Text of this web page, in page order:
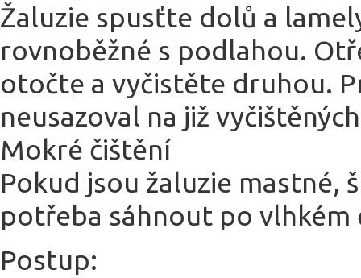
Žaluzie spusťte dolů a
rovnoběžné s podlahou.
otočte a vyčistěte druhou.
neusazoval na již
Mokré čištění
Pokud jsou žaluzie mastné,
potřeba sáhnout po vlhkém
Postup: